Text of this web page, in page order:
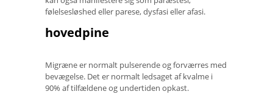
følelsesløshed eller parese, dysfasi eller afasi.
hovedpine
Migræne er normalt pulserende og forværres med
bevægelse. Det er normalt ledsaget af kvalme i
90% af tilfældene og undertiden opkast.